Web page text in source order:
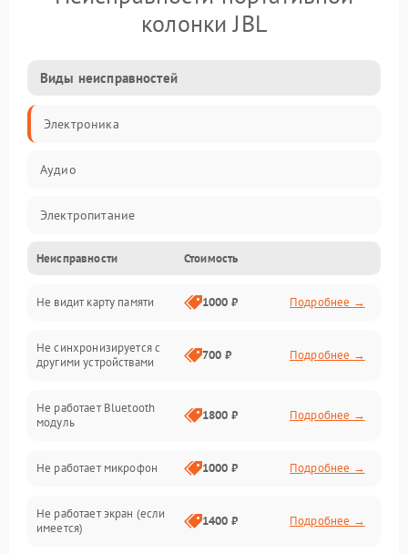
колонки JBL
Виды неисправностей
Электроника
Аудио
Электропитание
Механические повреждения
Электрика
Связь
Неисправности Стоимость
Не видит карту памяти 1000 ₽ Подробнее →
Не синхронизируется с
другими устройствами
700 ₽ Подробнее →
Не работает Bluetooth
модуль
1800 ₽ Подробнее →
Не работает микрофон 1000 ₽ Подробнее →
Не работает экран (если
имеется)
1400 ₽ Подробнее →